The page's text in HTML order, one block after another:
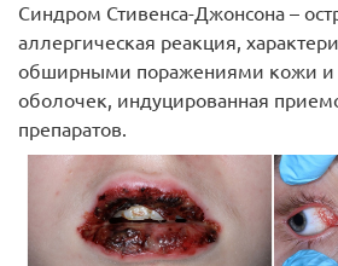
Синдром Стивенса-Джонсона –
аллергическая реакция,
обширными поражениями кожи и
оболочек, индуцированная
препаратов.